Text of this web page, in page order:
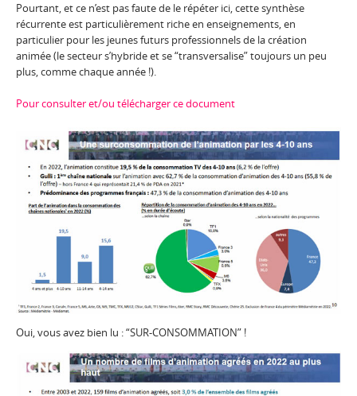
Pourtant, et ce n’est pas faute de le répéter ici, cette synthèse
récurrente est particulièrement riche en enseignements, en
particulier pour les jeunes futurs professionnels de la création
animée (le secteur s’hybride et se “transversalise” toujours un peu
plus, comme chaque année !).
Pour consulter et/ou télécharger ce document
Oui, vous avez bien lu : “SUR-CONSOMMATION” !